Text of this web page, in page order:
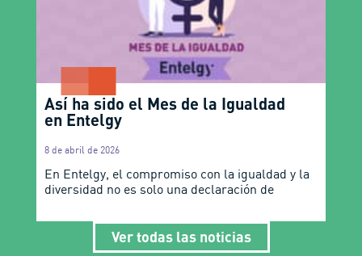
Así ha sido el Mes de la Igualdad
en Entelgy
8 de abril de 2026
En Entelgy, el compromiso con la igualdad y la
diversidad no es solo una declaración de
Ver todas las noticias